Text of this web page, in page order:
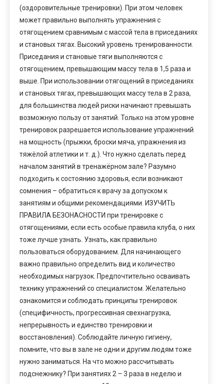
(оздоровительные тренировки). При этом человек
может правильно выполнять упражнения с
отягощением сравнимым с массой тела в приседаниях
и становых тягах. Высокий уровень тренированности.
Приседания и становые тяги выполняются с
отягощением, превышающим массу тела в 1,5 раза и
выше. При использовании отягощений в приседаниях
и становых тягах, превышающих массу тела в 2 раза,
для большинства людей риски начинают превышать
возможную пользу от занятий. Только на этом уровне
тренировок разрешается использование упражнений
на мощность (прыжки, броски мяча, упражнения из
тяжёлой атлетики и т. д.). Что нужно сделать перед
началом занятий в тренажёрном зале? Разумно
подходить к состоянию здоровья, если возникают
сомнения – обратиться к врачу за допуском к
занятиям и общими рекомендациями. ИЗУЧИТЬ
ПРАВИЛА БЕЗОНАСНОСТИ при тренировке с
отягощениями, если есть особые правила клуба, о них
тоже лучше узнать. Узнать, как правильно
пользоваться оборудованием. Для начинающего
важно правильно определить вид и количество
необходимых нагрузок. Предпочтительно осваивать
технику упражнений со специалистом. Желательно
ознакомится и соблюдать принципы тренировок
(специфичность, прогрессивная свехнагрузка,
непрерывность и единство тренировки и
восстановления). Соблюдайте личную гигиену,
помните, что вы в зале не одни и другим людям тоже
нужно заниматься. На что можно рассчитывать
подснежнику? При занятиях 2 – 3 раза в неделю и